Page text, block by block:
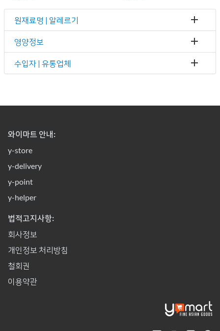
원재료명 | 알레르기
영양정보
수입자 | 유통업체
와이마트 안내:
y-store
y-delivery
y-point
y-helper
법적고지사항:
회사정보
개인정보 처리방침
철회권
이용약관